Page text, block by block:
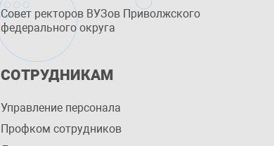
Совет ректоров ВУЗов Приволжского
федерального округа
СОТРУДНИКАМ
Управление персоналa
Профком сотрудников